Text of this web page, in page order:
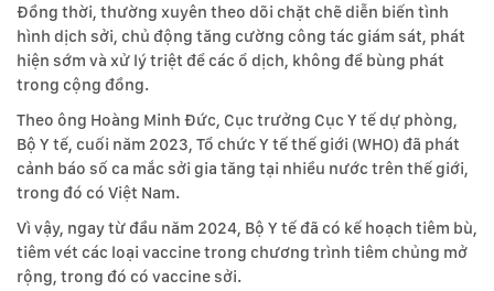
Đồng thời, thường xuyên theo dõi chặt chẽ diễn biến tình
hình dịch sởi, chủ động tăng cường công tác giám sát, phát
hiện sớm và xử lý triệt để các ổ dịch, không để bùng phát
trong cộng đồng.
Theo ông Hoàng Minh Đức, Cục trưởng Cục Y tế dự phòng,
Bộ Y tế, cuối năm 2023, Tổ chức Y tế thế giới (WHO) đã phát
cảnh báo số ca mắc sởi gia tăng tại nhiều nước trên thế giới,
trong đó có Việt Nam.
Vì vậy, ngay từ đầu năm 2024, Bộ Y tế đã có kế hoạch tiêm bù,
tiêm vét các loại vaccine trong chương trình tiêm chủng mở
rộng, trong đó có vaccine sởi.